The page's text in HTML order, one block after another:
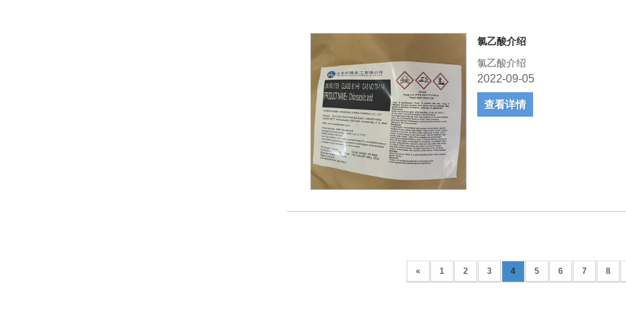
氯乙酸介绍
氯乙酸介绍
2022-09-05
查看详情
« 1 2 3 4 5 6 7 8